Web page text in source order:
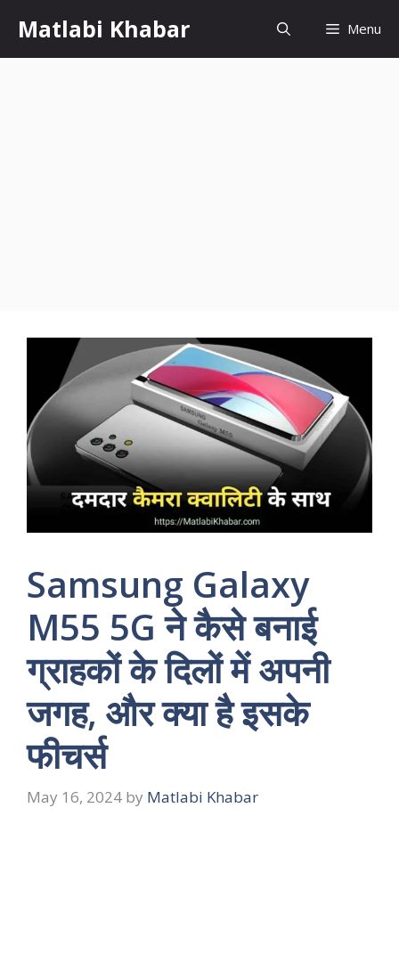
content
Matlabi Khabar Menu
Samsung Galaxy
M55 5G ने कैसे बनाई
ग्राहकों के दिलों में अपनी
जगह, और क्या है इसके
फीचर्स
May 16, 2024 by Matlabi Khabar